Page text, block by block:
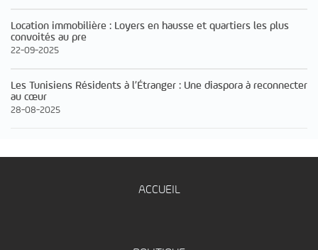
Location immobilière : Loyers en hausse et quartiers les plus
convoités au pre
22-09-2025
Les Tunisiens Résidents à l’Étranger : Une diaspora à reconnecter
au cœur
28-08-2025
ACCUEIL